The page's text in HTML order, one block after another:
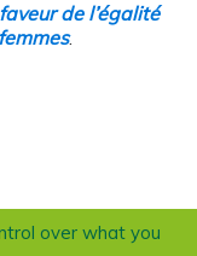
de l’égalité
.
over what you